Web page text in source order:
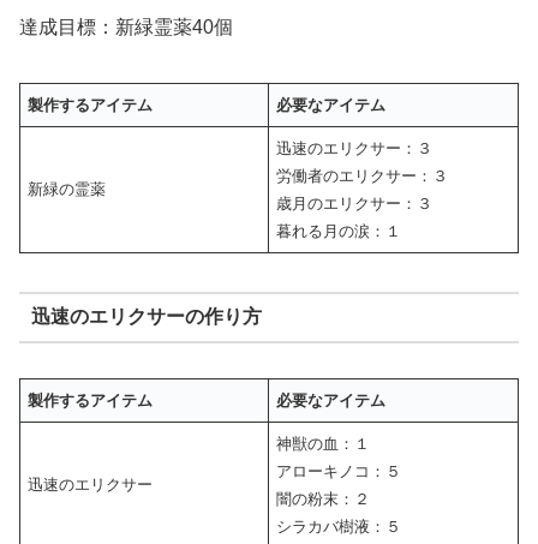
達成目標：新緑霊薬40個
製作するアイテム 必要なアイテム
新緑の霊薬
迅速のエリクサー：３
労働者のエリクサー：３
歳月のエリクサー：３
暮れる月の涙：１
迅速のエリクサーの作り方
製作するアイテム 必要なアイテム
迅速のエリクサー
神獣の血：１
アローキノコ：５
闇の粉末：２
シラカバ樹液：５